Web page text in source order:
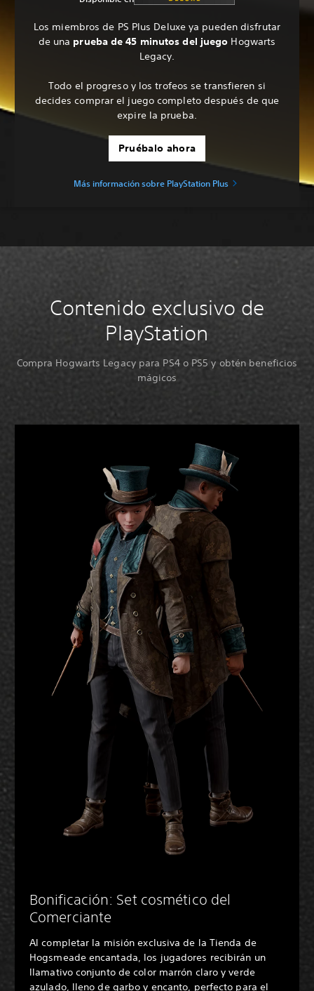
Los miembros de PS Plus Deluxe ya pueden disfrutar
de una prueba de 45 minutos del juego Hogwarts
Legacy.
Todo el progreso y los trofeos se transfieren si
decides comprar el juego completo después de que
expire la prueba.
Pruébalo ahora
Más información sobre PlayStation Plus
Contenido exclusivo de
PlayStation
Compra Hogwarts Legacy para PS4 o PS5 y obtén beneficios
mágicos
Bonificación: Set cosmético del
Comerciante
Al completar la misión exclusiva de la Tienda de
Hogsmeade encantada, los jugadores recibirán un
llamativo conjunto de color marrón claro y verde
azulado, lleno de garbo y encanto, perfecto para el